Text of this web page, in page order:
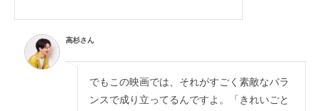
高杉さん
でもこの映画では、それがすごく素敵なバラ
ンスで成り立ってるんですよ。「きれいごと